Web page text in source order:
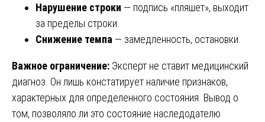
Нарушение строки — подпись «пляшет», выходит
за пределы строки.
Снижение темпа — замедленность, остановки.
Важное ограничение: Эксперт не ставит медицинский
диагноз. Он лишь констатирует наличие признаков,
характерных для определенного состояния. Вывод о
том, позволяло ли это состояние наследодателю